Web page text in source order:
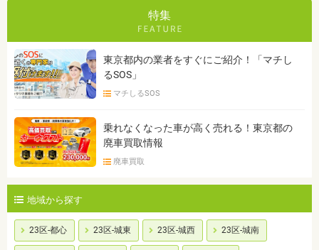
特集
東京都内の業者をすぐにご紹介！「マチし
るSOS」
マチしるSOS
乗れなくなった車が高く売れる！東京都の
廃車買取情報
廃車買取
地域から探す
23区-都心 23区-城東 23区-城西 23区-城南